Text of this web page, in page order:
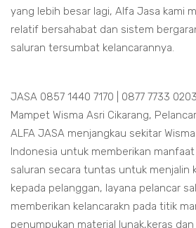
yang lebih besar lagi, Alfa Jasa kami
relatif bersahabat dan sistem
saluran tersumbat kelancarannya.
JASA 0857 1440 7170 | 0877 7733
Mampet Wisma Asri Cikarang,
ALFA JASA menjangkau sekitar
Indonesia untuk memberikan
saluran secara tuntas untuk menjalin
kepada pelanggan, layana pelancar
memberikan kelancarakn pada titik
penumpukan material lunak,keras